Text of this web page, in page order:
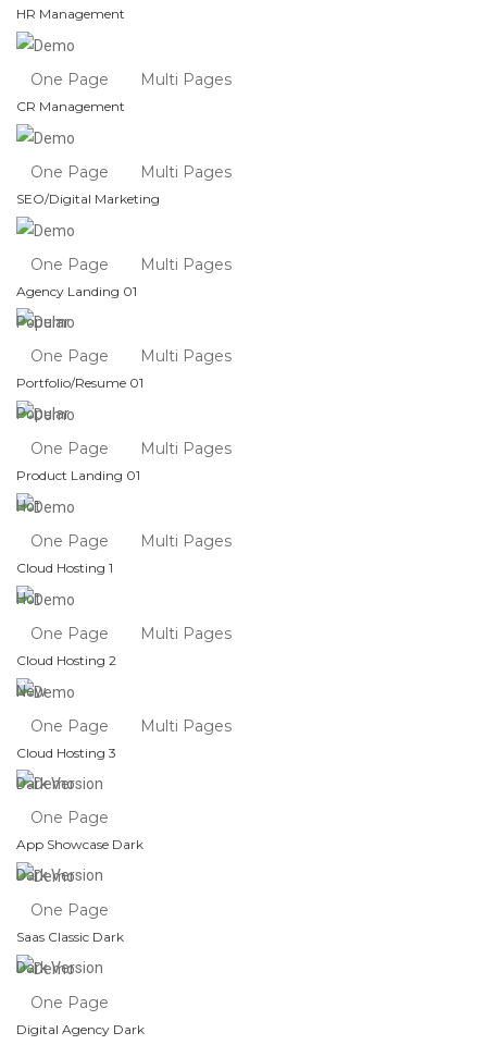
HR Management
One Page Multi Pages
CR Management
One Page Multi Pages
SEO/Digital Marketing
One Page Multi Pages
Agency Landing 01
Popular
One Page Multi Pages
Portfolio/Resume 01
Popular
One Page Multi Pages
Product Landing 01
Hot
One Page Multi Pages
Cloud Hosting 1
Hot
One Page Multi Pages
Cloud Hosting 2
New
One Page Multi Pages
Cloud Hosting 3
Dark Version
One Page
App Showcase Dark
Dark Version
One Page
Saas Classic Dark
Dark Version
One Page
Digital Agency Dark